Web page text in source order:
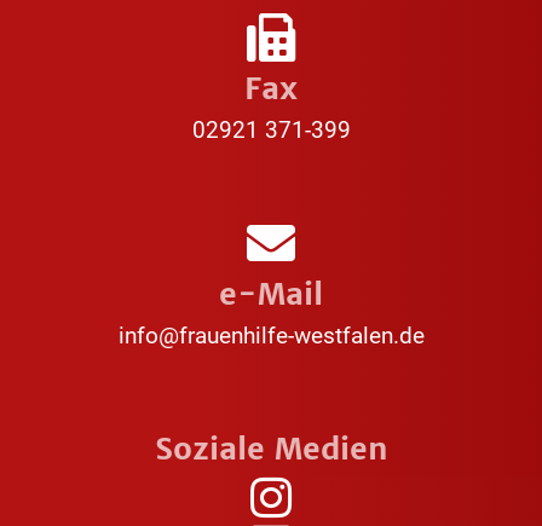
Fax
02921 371-399
e-Mail
info@frauenhilfe-westfalen.de
Soziale Medien